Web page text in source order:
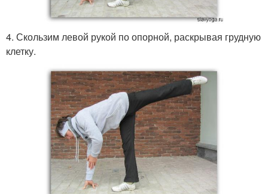
4. Скользим левой рукой по опорной, раскрывая грудную
клетку.